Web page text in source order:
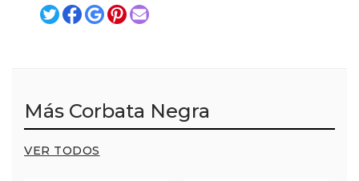
Más Corbata Negra
VER TODOS